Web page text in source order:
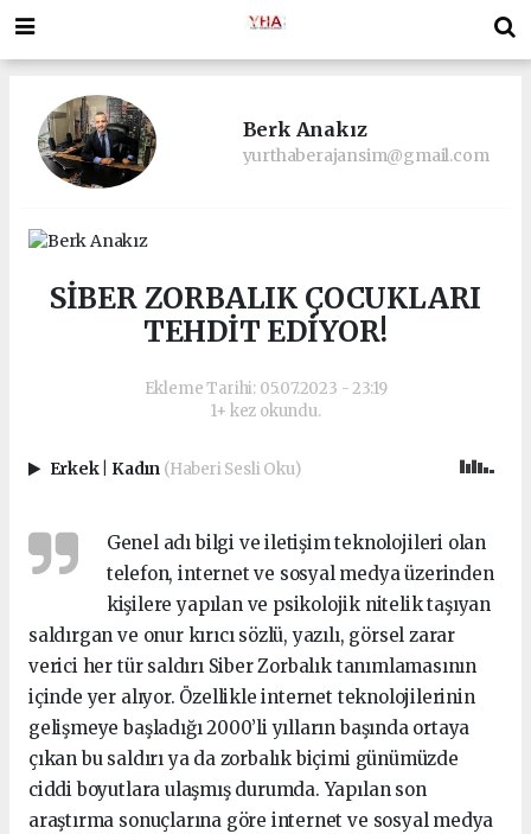
Berk Anakız
yurthaberajansim@gmail.com
SİBER ZORBALIK ÇOCUKLARI
TEHDİT EDİYOR!
Ekleme Tarihi: 05.07.2023 - 23:19
1+ kez okundu.
Erkek Kadın (Haberi Sesli Oku)
Genel adı bilgi ve iletişim teknolojileri olan
telefon, internet ve sosyal medya üzerinden
kişilere yapılan ve psikolojik nitelik taşıyan
saldırgan ve onur kırıcı sözlü, yazılı, görsel zarar
verici her tür saldırı Siber Zorbalık tanımlamasının
içinde yer alıyor. Özellikle internet teknolojilerinin
gelişmeye başladığı 2000’li yılların başında ortaya
çıkan bu saldırı ya da zorbalık biçimi günümüzde
ciddi boyutlara ulaşmış durumda. Yapılan son
araştırma sonuçlarına göre internet ve sosyal medya